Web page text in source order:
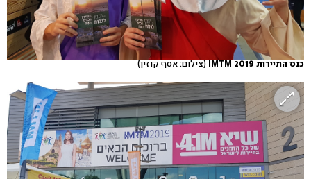
כנס התיירות IMTM 2019 (צילום: אסף קוזין)